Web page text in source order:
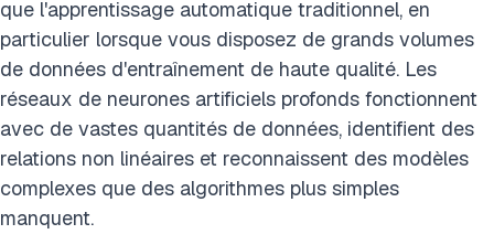
que l'apprentissage automatique traditionnel, en
particulier lorsque vous disposez de grands volumes
de données d'entraînement de haute qualité. Les
réseaux de neurones artificiels profonds fonctionnent
avec de vastes quantités de données, identifient des
relations non linéaires et reconnaissent des modèles
complexes que des algorithmes plus simples
manquent.